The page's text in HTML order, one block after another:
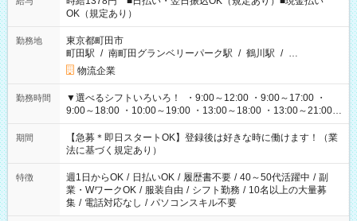
OK（規定あり）
勤務地
東京都町田市
町田駅 / 南町田グランベリーパーク駅 / 鶴川駅 / …
物流企業
勤務時間
▼選べるシフトいろいろ！ ・9:00～12:00 ・9:00～17:00 ・
9:00～18:00 ・10:00～19:00 ・13:00～18:00 ・13:00～21:00
・22:00～翌6:00 など 上記以外の時間で相談可能なお仕事も！
あなたの希望を教えてください！
期間
【急募＊即日スタートOK】登録後は好きな時に働けます！（業
法に基づく規定あり）
特徴 週1日からOK / 日払いOK / 履歴書不要 / 40～50代活躍中 / 副
業・WワークOK / 服装自由 / シフト勤務 / 10名以上の大量募
集 / 電話対応なし / パソコンスキル不要